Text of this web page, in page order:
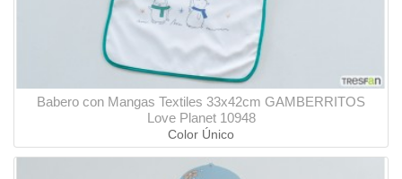
Babero con Mangas Textiles 33x42cm GAMBERRITOS
Love Planet 10948
Color Único